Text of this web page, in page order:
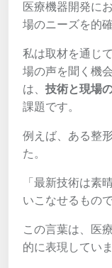
医療機器開発に
場のニーズを的
私は取材を通じ
場の声を聞く機
は、 技術と現場
課題です。
例えば、ある整
た。
「最新技術は素
いこなせるもの
この言葉は、医
的に表現していま